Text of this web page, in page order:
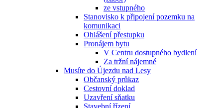
ze vstupného
Stanovisko k připojení pozemku na
komunikaci
Ohlášení přestupku
Pronájem bytu
V Centru dostupného bydlení
Za tržní nájemné
Musíte do Újezdu nad Lesy
Občanský průkaz
Cestovní doklad
Uzavření sňatku
Stavební řízení